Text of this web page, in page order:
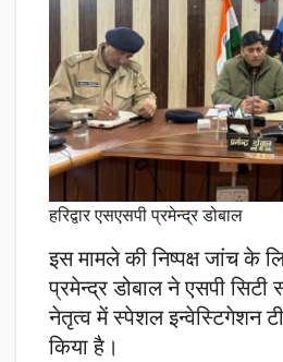
हरिद्वार एसएसपी प्रमेन्द्र डोबाल
इस मामले की निष्पक्ष जांच के
प्रमेन्द्र डोबाल ने एसपी
नेतृत्व में स्पेशल इन्वेस्टिगेशन
किया है।